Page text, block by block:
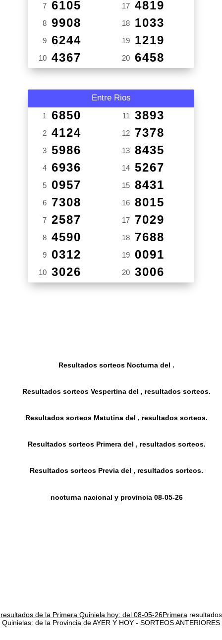
7 6105
8 9908
9 6244
10 4367
17 4819
18 1033
19 1219
20 6458
Entre Rios
1 6850
2 4124
3 5986
4 6936
5 0957
6 7308
7 2587
8 4590
9 0312
10 3026
11 3893
12 7378
13 8435
14 5267
15 8431
16 8015
17 7029
18 7688
19 0091
20 3006
Resultados sorteos Nocturna del .
Resultados sorteos Vespertina del , resultados sorteos.
Resultados sorteos Matutina del , resultados sorteos.
Resultados sorteos Primera del , resultados sorteos.
Resultados sorteos Previa del , resultados sorteos.
nocturna nacional y provincia 08-05-26
resultados de la Primera Quiniela hoy: del 08-05-26Primera resultados
Quinielas: de la Provincia de AYER Y HOY - SORTEOS ANTERIORES